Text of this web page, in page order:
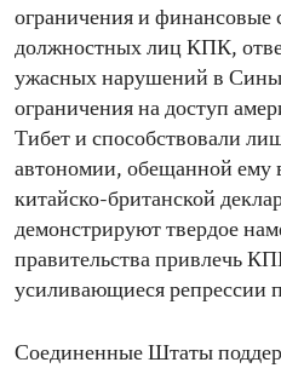
ограничения и
должностных лиц КПК,
ужасных нарушений в
ограничения на доступ
Тибет и способствовали
автономии, обещанной ему
китайско-британской
демонстрируют твердое
правительства привлечь
усиливающиеся репрессии
Соединенные Штаты